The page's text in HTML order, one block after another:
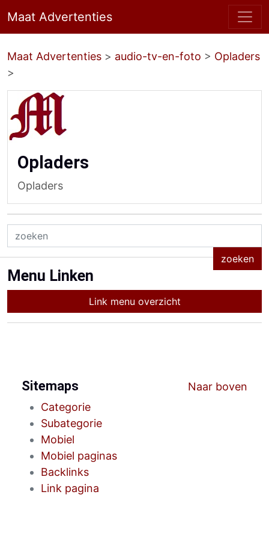
Maat Advertenties
Maat Advertenties > audio-tv-en-foto > Opladers
>
Opladers
Opladers
Menu Linken
Link menu overzicht
Naar boven
Sitemaps
Categorie
Subategorie
Mobiel
Mobiel paginas
Backlinks
Link pagina